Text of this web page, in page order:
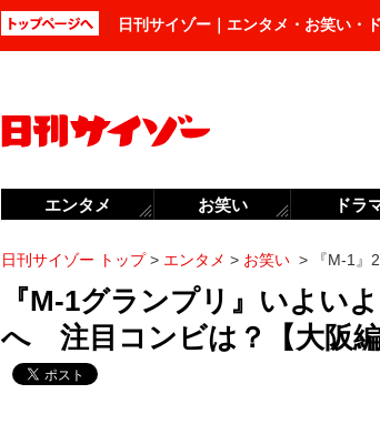
日刊サイゾー｜エンタメ・お笑い・
日刊サイゾー トップ> エンタメ > お笑い > 『M-1
『M-1グランプリ』いよい
へ 注目コンビは？【大阪編
エンタメ お笑い ドラ